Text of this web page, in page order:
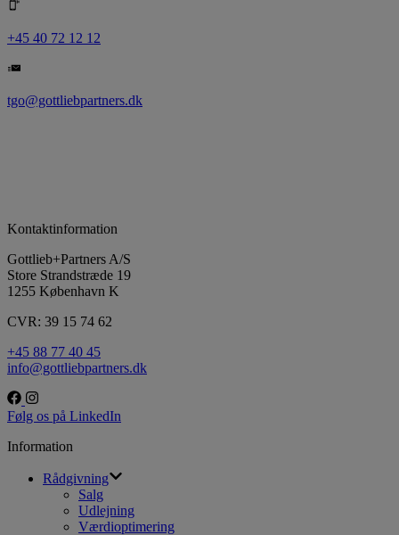
+45 40 72 12 12
tgo@gottliebpartners.dk
Kontaktinformation
Gottlieb+Partners A/S
Store Strandstræde 19
1255 København K
CVR: 39 15 74 62
+45 88 77 40 45
info@gottliebpartners.dk
Følg os på LinkedIn
Information
Rådgivning
Salg
Udlejning
Værdioptimering